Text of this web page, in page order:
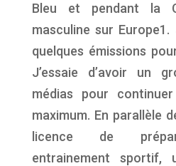
Bleu et pendant la
masculine sur
quelques émissions
J’essaie d’avoir un
médias pour
maximum. En parallèle
licence de
entrainement sportif,